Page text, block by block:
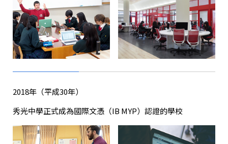
2018年（平成30年）
秀光中學正式成為國際文憑（IB MYP）認證的學校